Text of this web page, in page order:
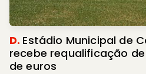
D. Estádio Municipal de
recebe requalificação de
de euros